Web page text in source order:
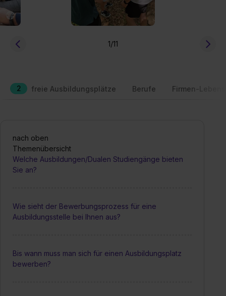
1/11
2 freie Ausbildungsplätze Berufe Firmen-
nach oben
Themenübersicht
Welche Ausbildungen/Dualen Studiengänge bieten
Sie an?
Wie sieht der Bewerbungsprozess für eine
Ausbildungsstelle bei Ihnen aus?
Bis wann muss man sich für einen Ausbildungsplatz
bewerben?